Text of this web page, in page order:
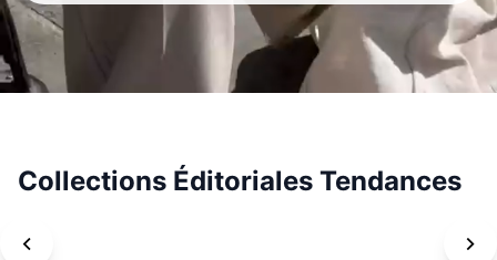
Collections Éditoriales Tendances